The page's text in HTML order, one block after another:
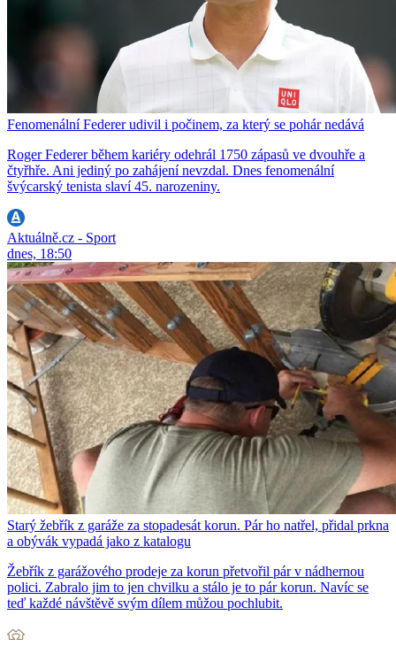
Fenomenální Federer udivil i počinem, za který se pohár nedává
Roger Federer během kariéry odehrál 1750 zápasů ve dvouhře a
čtyřhře. Ani jediný po zahájení nevzdal. Dnes fenomenální
švýcarský tenista slaví 45. narozeniny.
Aktuálně.cz - Sport
dnes, 18:50
Starý žebřík z garáže za stopadesát korun. Pár ho natřel, přidal prkna
a obývák vypadá jako z katalogu
Žebřík z garážového prodeje za korun přetvořil pár v nádhernou
polici. Zabralo jim to jen chvilku a stálo je to pár korun. Navíc se
teď každé návštěvě svým dílem můžou pochlubit.